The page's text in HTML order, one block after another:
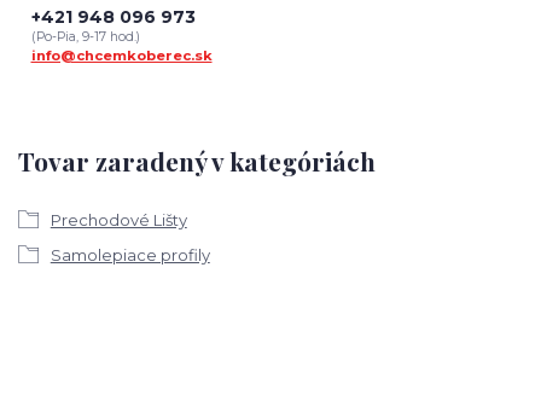
Tovar zaradený v kategóriách
Prechodové Lišty
Samolepiace profily
+421 948 096 973
(Po-Pia, 9-17 hod.)
info@chcemkoberec.sk